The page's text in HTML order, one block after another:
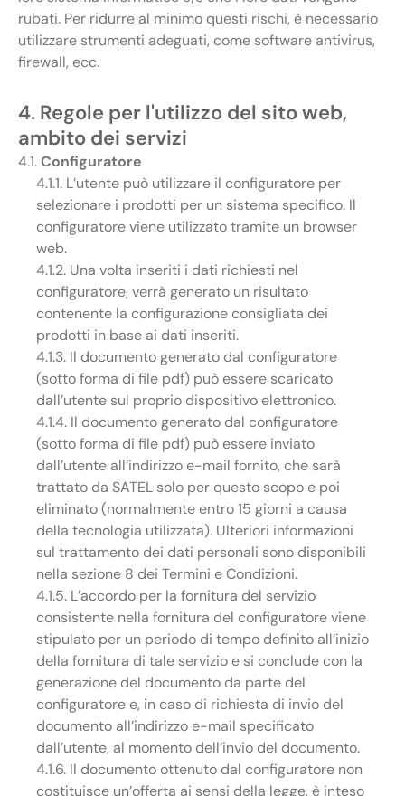
rubati. Per ridurre al minimo questi rischi, è necessario
utilizzare strumenti adeguati, come software antivirus,
firewall, ecc.
4. Regole per l'utilizzo del sito web,
ambito dei servizi
4.1.Configuratore
4.1.1. L’utente può utilizzare il configuratore per
selezionare i prodotti per un sistema specifico. Il
configuratore viene utilizzato tramite un browser
web.
4.1.2. Una volta inseriti i dati richiesti nel
configuratore, verrà generato un risultato
contenente la configurazione consigliata dei
prodotti in base ai dati inseriti.
4.1.3. Il documento generato dal configuratore
(sotto forma di file pdf) può essere scaricato
dall’utente sul proprio dispositivo elettronico.
4.1.4. Il documento generato dal configuratore
(sotto forma di file pdf) può essere inviato
dall’utente all’indirizzo e-mail fornito, che sarà
trattato da SATEL solo per questo scopo e poi
eliminato (normalmente entro 15 giorni a causa
della tecnologia utilizzata). Ulteriori informazioni
sul trattamento dei dati personali sono disponibili
nella sezione 8 dei Termini e Condizioni.
4.1.5. L’accordo per la fornitura del servizio
consistente nella fornitura del configuratore viene
stipulato per un periodo di tempo definito all’inizio
della fornitura di tale servizio e si conclude con la
generazione del documento da parte del
configuratore e, in caso di richiesta di invio del
documento all’indirizzo e-mail specificato
dall’utente, al momento dell’invio del documento.
4.1.6. Il documento ottenuto dal configuratore non
costituisce un’offerta ai sensi della legge, è inteso